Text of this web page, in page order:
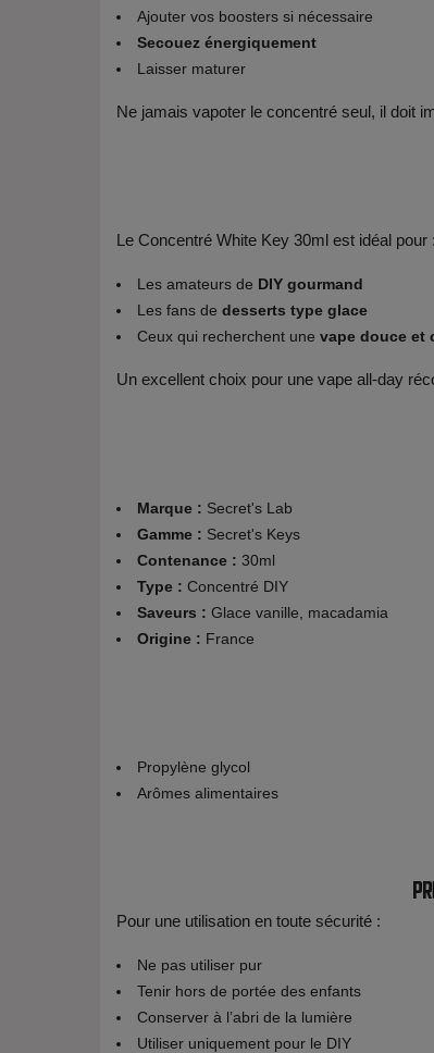
Ajouter vos boosters si nécessaire
Secouez énergiquement
Laisser maturer
Ne jamais vapoter le concentré seul, il doit
Le Concentré White Key 30ml est idéal pour :
Les amateurs de DIY gourmand
Les fans de desserts type glace
Ceux qui recherchent une vape douce et
Un excellent choix pour une vape all-day
Marque : Secret's Lab
Gamme : Secret's Keys
Contenance : 30ml
Type : Concentré DIY
Saveurs : Glace vanille, macadamia
Origine : France
Propylène glycol
Arômes alimentaires
Pour une utilisation en toute sécurité :
Ne pas utiliser pur
Tenir hors de portée des enfants
Conserver à l’abri de la lumière
Utiliser uniquement pour le DIY